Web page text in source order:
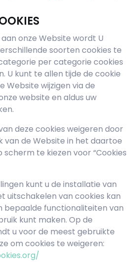
onze Website wordt U
soorten cookies te
per categorie cookies
U kunt te allen tijde de cookie
Website wijzigen via de
website en aldus uw
deze cookies weigeren door
van de Website in het daartoe
te kiezen voor “Cookies
kunt u de installatie van
uitschakelen van cookies kan
bepaalde functionaliteiten van
kunt maken. Op de
u voor de meest gebruikte
om cookies te weigeren: